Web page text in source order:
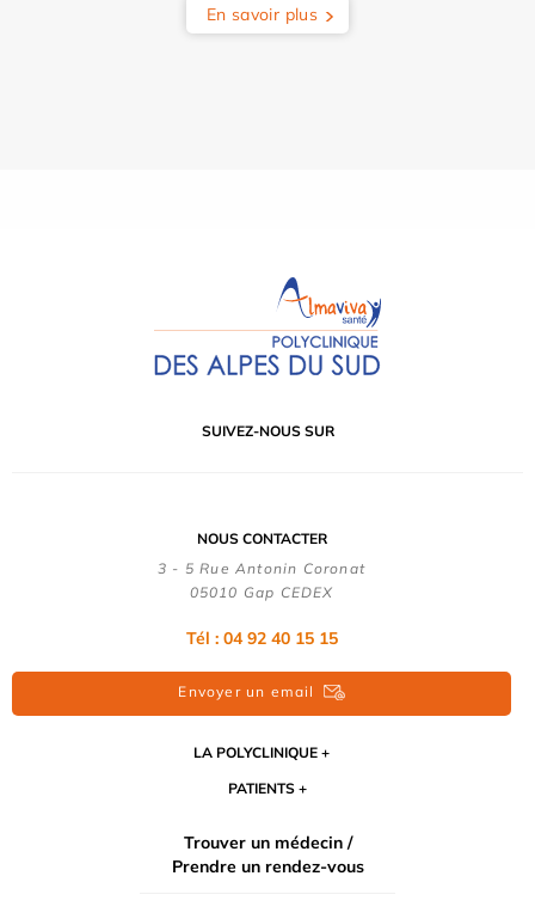
En savoir plus
SUIVEZ-NOUS SUR
NOUS CONTACTER
3 - 5 Rue Antonin Coronat
05010 Gap CEDEX
Tél : 04 92 40 15 15
Envoyer un email
LA POLYCLINIQUE
PATIENTS
Trouver un médecin /
Prendre un rendez-vous